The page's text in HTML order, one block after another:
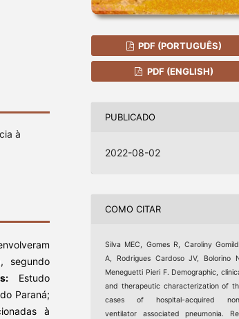
à
segundo
Estudo
Paraná;
à
PDF (PORTUGUÊS)
PDF (ENGLISH)
PUBLICADO
2022-08-02
COMO CITAR
Silva MEC, Gomes R, Caroliny
A, Rodrigues Cardoso JV, Bolorino
Meneguetti Pieri F. Demographic,
and therapeutic characterization of
cases of hospital-acquired
ventilator associated pneumonia.